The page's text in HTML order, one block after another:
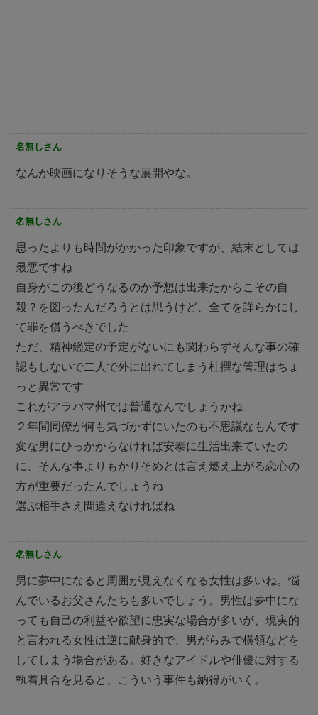
名無しさん
なんか映画になりそうな展開やな。
名無しさん
思ったよりも時間がかかった印象ですが、結末としては
最悪ですね
自身がこの後どうなるのか予想は出来たからこその自
殺？を図ったんだろうとは思うけど、全てを詳らかにし
て罪を償うべきでした
ただ、精神鑑定の予定がないにも関わらずそんな事の確
認もしないで二人で外に出れてしまう杜撰な管理はちょ
っと異常です
これがアラバマ州では普通なんでしょうかね
２年間同僚が何も気づかずにいたのも不思議なもんです
変な男にひっかからなければ安泰に生活出来ていたの
に、そんな事よりもかりそめとは言え燃え上がる恋心の
方が重要だったんでしょうね
選ぶ相手さえ間違えなければね
名無しさん
男に夢中になると周囲が見えなくなる女性は多いね。悩
んでいるお父さんたちも多いでしょう。男性は夢中にな
っても自己の利益や欲望に忠実な場合が多いが、現実的
と言われる女性は逆に献身的で、男がらみで横領などを
してしまう場合がある。好きなアイドルや俳優に対する
執着具合を見ると、こういう事件も納得がいく。